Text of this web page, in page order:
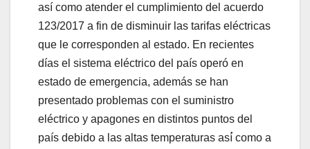
así como atender el cumplimiento del acuerdo
123/2017 a fin de disminuir las tarifas eléctricas
que le corresponden al estado. En recientes
días el sistema eléctrico del país operó en
estado de emergencia, además se han
presentado problemas con el suministro
eléctrico y apagones en distintos puntos del
país debido a las altas temperaturas así́ como a